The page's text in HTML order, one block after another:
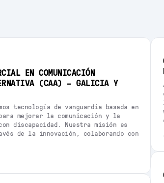
EN COMUNICACIÓN
(CAA) – GALICIA Y
tecnología de vanguardia basada en
mejorar la comunicación y la
discapacidad. Nuestra misión es
de la innovación, colaborando con